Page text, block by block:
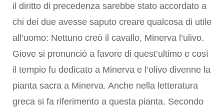
il diritto di precedenza sarebbe stato accordato a
chi dei due avesse saputo creare qualcosa di utile
all’uomo: Nettuno creò il cavallo, Minerva l’ulivo.
Giove si pronunciò a favore di quest’ultimo e così
il tempio fu dedicato a Minerva e l’olivo divenne la
pianta sacra a Minerva. Anche nella letteratura
greca si fa riferimento a questa pianta. Secondo